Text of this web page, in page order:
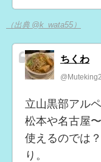
（出典 @k_wata55）
ちくわ
立山黒部アル
松本や名古屋
使えるのでは
り。